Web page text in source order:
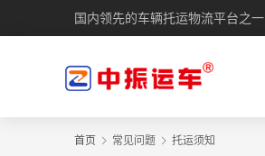
国内领先的车辆托运物流平台之一
首页 常见问题 托运须知